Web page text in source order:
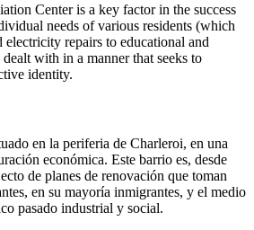
Center is a key factor in the success
needs of various residents (which
repairs to educational and
with in a manner that seeks to
identity.
en la periferia de Charleroi, en una
económica. Este barrio es, desde
de planes de renovación que toman
en su mayoría inmigrantes, y el medio
pasado industrial y social.